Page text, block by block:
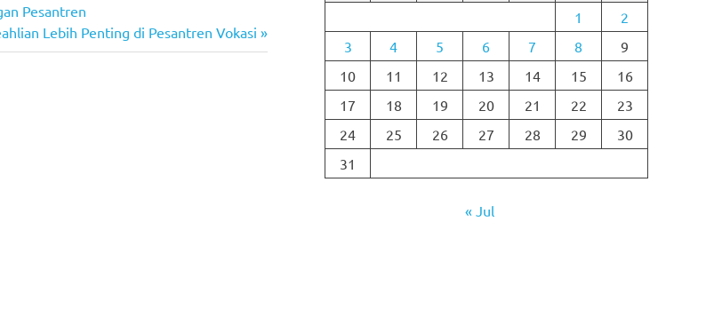
Pesantren
Lebih Penting di Pesantren Vokasi
1
2
3
4 5 6 7 8
9
10
11 12 13 14 15
16
17
18 19 20 21 22
23
24
25 26 27 28 29
30
31
« Jul